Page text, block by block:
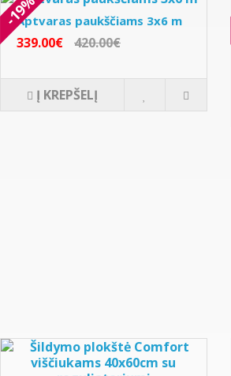
-19%
Aptvaras paukščiams 3x6 m
339.00€ 420.00€
Į KREPŠELĮ